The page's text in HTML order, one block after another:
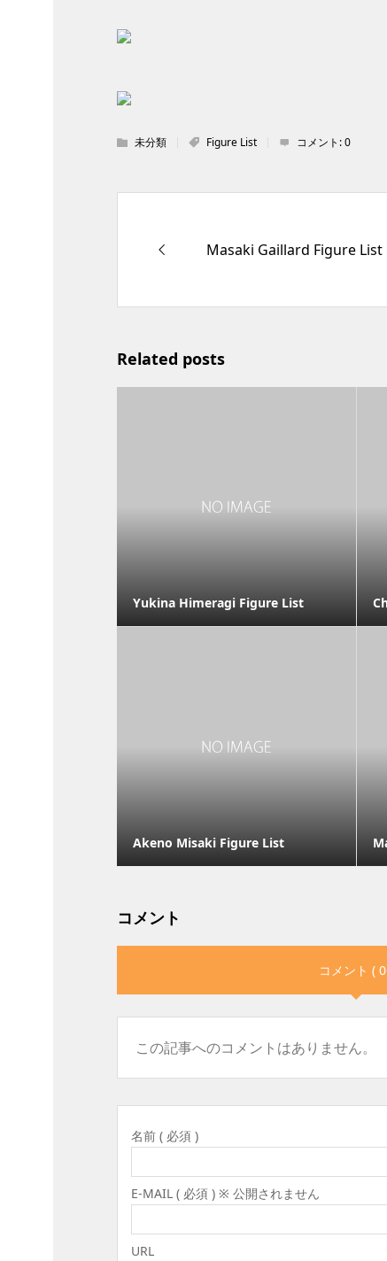
未分類 Figure List コメント:0
Masaki Gaillard Figure List
Related posts
Yukina Himeragi Figure List
Akeno Misaki Figure List
コメント
コメント (
この記事へのコメントはありません。
名前 ( 必須 )
E-MAIL ( 必須 ) ※ 公開されません
URL